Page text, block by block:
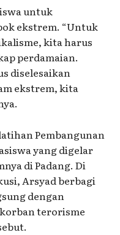
untuk
ekstrem. “Untuk
kita harus
perdamaian.
diselesaikan
ekstrem, kita
Pembangunan
yang digelar
di Padang. Di
Arsyad berbagi
dengan
terorisme